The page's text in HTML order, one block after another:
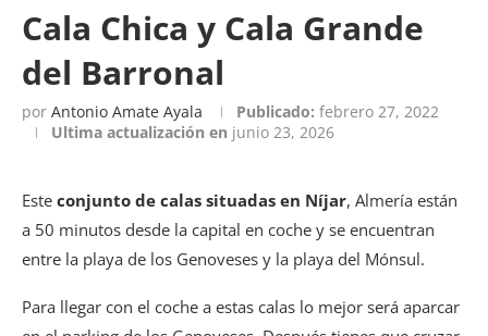
Cala Chica y Cala Grande
del Barronal
por Antonio Amate Ayala Publicado: febrero 27, 2022
Ultima actualización en junio 23, 2026
Este conjunto de calas situadas en Níjar, Almería están
a 50 minutos desde la capital en coche y se encuentran
entre la playa de los Genoveses y la playa del Mónsul.
Para llegar con el coche a estas calas lo mejor será aparcar